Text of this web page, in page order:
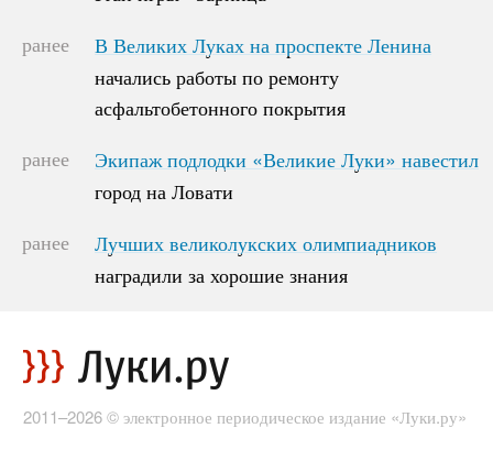
ранее
В Великих Луках на проспекте Ленина
начались работы по ремонту
асфальтобетонного покрытия
В Великих Луках на проспекте Ленина
начались работы по ремонту
асфальтобетонного покрытия
ранее
Экипаж подлодки «Великие Луки» навестил
город на Ловати
Экипаж подлодки «Великие Луки» навестил
город на Ловати
ранее
Лучших великолукских олимпиадников
наградили за хорошие знания
Лучших великолукских олимпиадников
наградили за хорошие знания
2011–2026 © электронное периодическое издание «Луки.ру»